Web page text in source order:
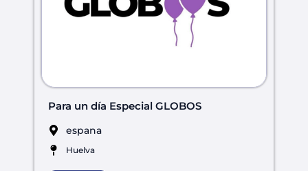
Para un día Especial GLOBOS
espana
Huelva